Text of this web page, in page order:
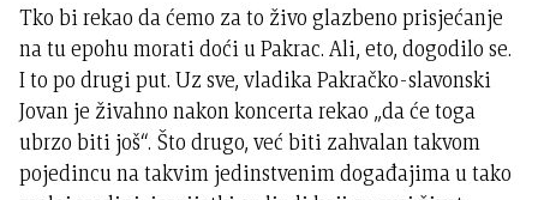
Tko bi rekao da ćemo za to živo glazbeno prisjećanje
na tu epohu morati doći u Pakrac. Ali, eto, dogodilo se.
I to po drugi put. Uz sve, vladika Pakračko-slavonski
Jovan je živahno nakon koncerta rekao „da će toga
ubrzo biti još“. Što drugo, već biti zahvalan takvom
pojedincu na takvim jedinstvenim događajima u tako